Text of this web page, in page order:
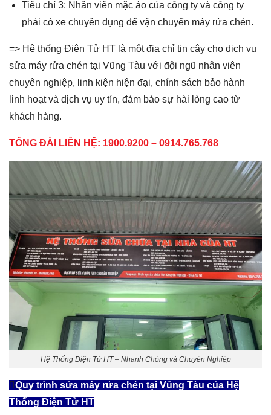
Tiêu chí 3: Nhân viên mặc áo của công ty và công ty
phải có xe chuyên dụng để vận chuyển máy rửa chén.
=> Hệ thống Điện Tử HT là một địa chỉ tin cậy cho dịch vụ
sửa máy rửa chén tại Vũng Tàu với đội ngũ nhân viên
chuyên nghiệp, linh kiện hiện đại, chính sách bảo hành
linh hoạt và dịch vụ uy tín, đảm bảo sự hài lòng cao từ
khách hàng.
TỔNG ĐÀI LIÊN HỆ: 1900.9200 – 0914.765.768
Hệ Thống Điện Tử HT – Nhanh Chóng và Chuyên Nghiệp
Quy trình sửa máy rửa chén tại Vũng Tàu của Hệ
Thống Điện Tử HT